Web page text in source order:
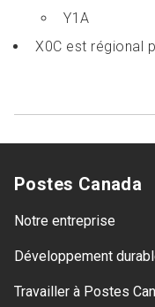
Y1A
X0C est régional
Postes Canada
Notre entreprise
Développement
Travailler à Postes